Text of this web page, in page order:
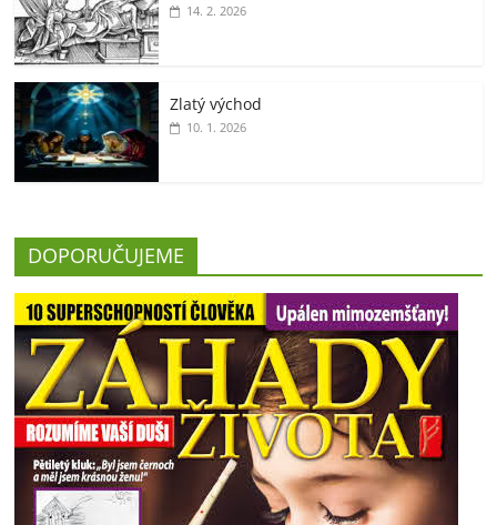
14. 2. 2026
Zlatý východ
10. 1. 2026
DOPORUČUJEME